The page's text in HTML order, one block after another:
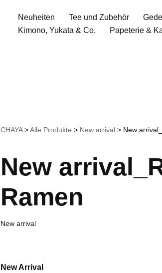
Neuheiten Tee und Zubehör
Kimono, Yukata & Co,
Papeterie &
CHAYA>Alle Produkte > New arrival> New
New
Ramen
New arrival
New Arrival